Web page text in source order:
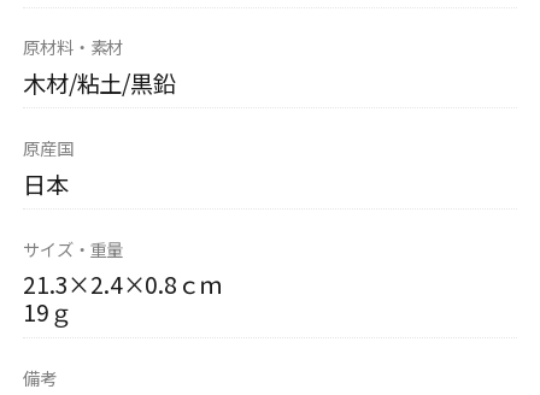
原材料・素材
木材/粘土/黒鉛
原産国
日本
サイズ・重量
21.3×2.4×0.8ｃｍ
19ｇ
備考